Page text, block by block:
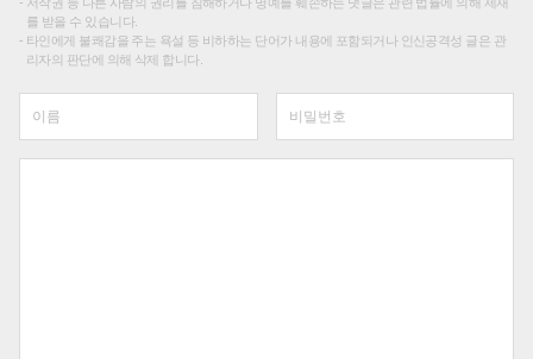
저작권 등 다른 사람의 권리를 침해하거나 명예를 훼손하는 댓글은 관련 법률에 의해 제재
를 받을 수 있습니다.
타인에게 불쾌감을 주는 욕설 등 비하하는 단어가 내용에 포함되거나 인신공격성 글은 관
리자의 판단에 의해 삭제 합니다.